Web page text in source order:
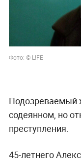
Фото: © L!FE
Подозреваемый
содеянном, но
преступления.
45-летнего